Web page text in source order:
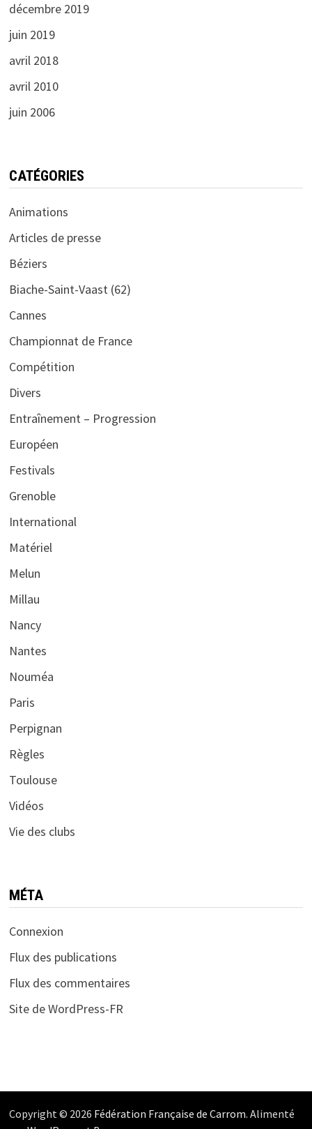
décembre 2019
juin 2019
avril 2018
avril 2010
juin 2006
CATÉGORIES
Animations
Articles de presse
Béziers
Biache-Saint-Vaast (62)
Cannes
Championnat de France
Compétition
Divers
Entraînement – Progression
Européen
Festivals
Grenoble
International
Matériel
Melun
Millau
Nancy
Nantes
Nouméa
Paris
Perpignan
Règles
Toulouse
Vidéos
Vie des clubs
MÉTA
Connexion
Flux des publications
Flux des commentaires
Site de WordPress-FR
Copyright © 2026 Fédération Française de Carrom. Alimenté